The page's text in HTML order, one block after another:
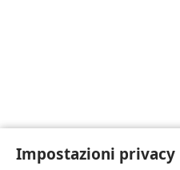
Impostazioni privacy